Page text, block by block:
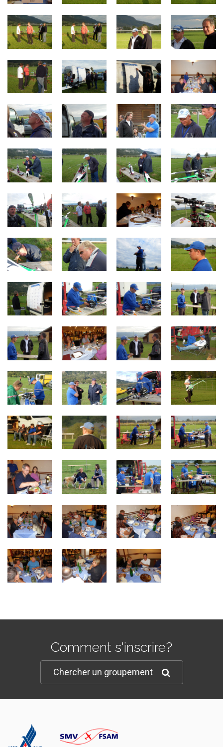
Comment s'inscrire?
Chercher un groupement